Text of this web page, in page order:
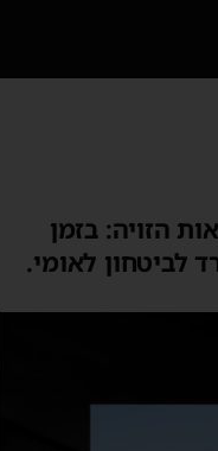
הזויה: בזמן
לביטחון לאומי.